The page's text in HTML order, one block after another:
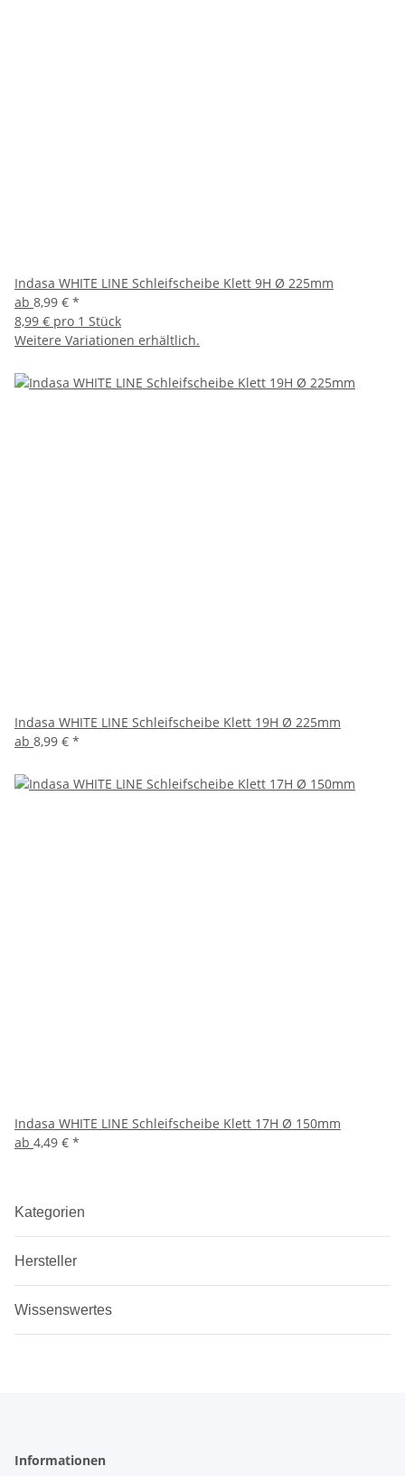
Indasa WHITE LINE Schleifscheibe Klett 9H Ø 225mm
ab 8,99 € *
8,99 € pro 1 Stück
Weitere Variationen erhältlich.
Indasa WHITE LINE Schleifscheibe Klett 19H Ø 225mm
ab 8,99 € *
Indasa WHITE LINE Schleifscheibe Klett 17H Ø 150mm
ab 4,49 € *
Kategorien
Hersteller
Wissenswertes
Informationen